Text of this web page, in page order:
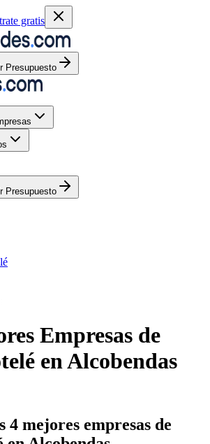
gratis
Presupuesto
Presupuesto
Empresas de
enAlcobendas
4 mejores empresas de